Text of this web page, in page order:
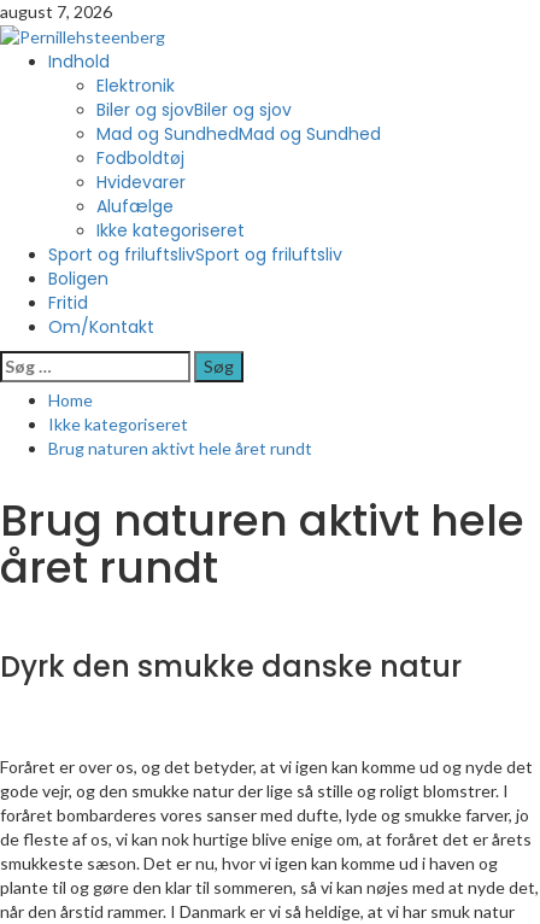
Skip
to
content
august 7, 2026
PrimaryIndhold
Elektronik
Biler og sjovBiler og sjov
Mad og SundhedMad og Sundhed
Fodboldtøj
Hvidevarer
Alufælge
Ikke kategoriseret
Sport og friluftslivSport og friluftsliv
Boligen
Fritid
Om/Kontakt
Søg
efter:
Home
Ikke kategoriseret
Brug naturen aktivt hele året rundt
Brug naturen aktivt hele
året rundt
Dyrk den smukke danske natur
Foråret er over os, og det betyder, at vi igen kan komme ud og nyde det
gode vejr, og den smukke natur der lige så stille og roligt blomstrer. I
foråret bombarderes vores sanser med dufte, lyde og smukke farver, jo
de fleste af os, vi kan nok hurtige blive enige om, at foråret det er årets
smukkeste sæson. Det er nu, hvor vi igen kan komme ud i haven og
plante til og gøre den klar til sommeren, så vi kan nøjes med at nyde det,
når den årstid rammer. I Danmark er vi så heldige, at vi har smuk natur